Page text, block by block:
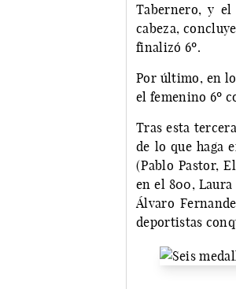
Tabernero, y
cabeza,
finalizó 6º.
Por último, en
el femenino 6º
Tras esta
de lo que haga
(Pablo Pastor,
en el 800, Laura
Álvaro
deportistas